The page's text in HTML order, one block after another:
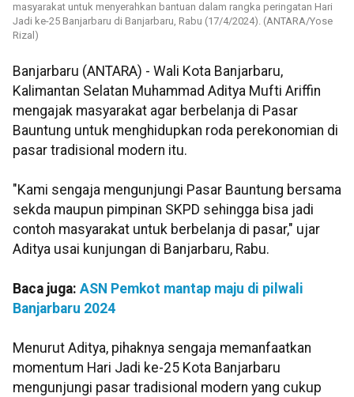
masyarakat untuk menyerahkan bantuan dalam rangka peringatan Hari
Jadi ke-25 Banjarbaru di Banjarbaru, Rabu (17/4/2024). (ANTARA/Yose
Rizal)
Banjarbaru (ANTARA) - Wali Kota Banjarbaru,
Kalimantan Selatan Muhammad Aditya Mufti Ariffin
mengajak masyarakat agar berbelanja di Pasar
Bauntung untuk menghidupkan roda perekonomian di
pasar tradisional modern itu.
"Kami sengaja mengunjungi Pasar Bauntung bersama
sekda maupun pimpinan SKPD sehingga bisa jadi
contoh masyarakat untuk berbelanja di pasar," ujar
Aditya usai kunjungan di Banjarbaru, Rabu.
Baca juga: ASN Pemkot mantap maju di pilwali
Banjarbaru 2024
Menurut Aditya, pihaknya sengaja memanfaatkan
momentum Hari Jadi ke-25 Kota Banjarbaru
mengunjungi pasar tradisional modern yang cukup